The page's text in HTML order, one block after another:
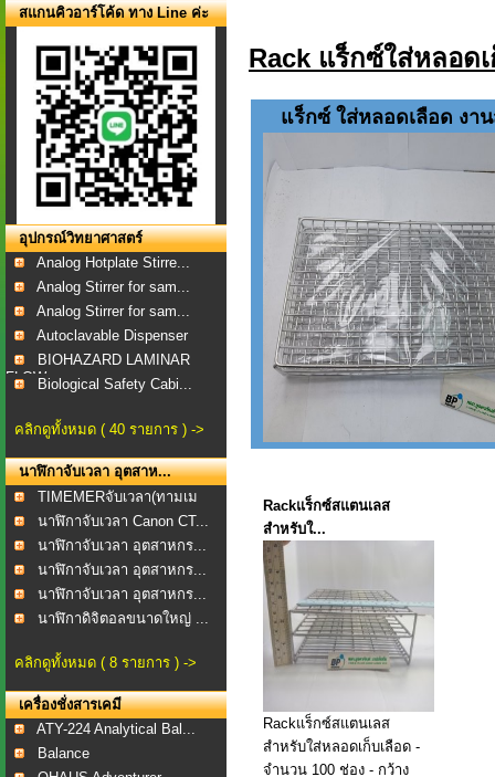
สแกนคิวอาร์โค้ด ทาง Line ค่ะ
อุปกรณ์วิทยาศาสตร์
Analog Hotplate Stirre...
Analog Stirrer for sam...
Analog Stirrer for sam...
Autoclavable Dispenser
BIOHAZARD LAMINAR
FLOW...Biological Safety Cabi...
คลิกดูทั้งหมด ( 40 รายการ ) ->
นาฬิกาจับเวลา อุตสาห...
TIMEMERจับเวลา(ทามเม
อร...
นาฬิกาจับเวลา Canon CT...
นาฬิกาจับเวลา อุตสาหกร...
นาฬิกาจับเวลา อุตสาหกร...
นาฬิกาจับเวลา อุตสาหกร...
นาฬิกาดิจิตอลขนาดใหญ่ ...
คลิกดูทั้งหมด ( 8 รายการ ) ->
เครื่องชั่งสารเคมี
ATY-224 Analytical Bal...
Balance
Rack แร็กซ์ใส่หลอด
แร็กซ์ ใส่หลอดเลือด งา
Rackแร็กซ์สแตนเลส
สำหรับใ...
Rackแร็กซ์สแตนเลส
สำหรับใส่หลอดเก็บเลือด -
จำนวน 100 ช่อง - กว้าง